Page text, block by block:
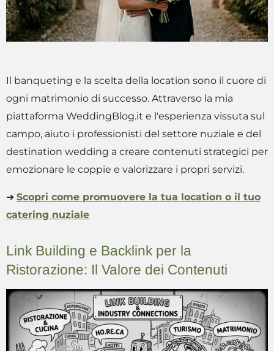
Il banqueting e la scelta della location sono il cuore di
ogni matrimonio di successo. Attraverso la mia
piattaforma WeddingBlog.it e l'esperienza vissuta sul
campo, aiuto i professionisti del settore nuziale e del
destination wedding a creare contenuti strategici per
emozionare le coppie e valorizzare i propri servizi.
➔ Scopri come promuovere la tua location o il tuo
catering nuziale
Link Building e Backlink per la
Ristorazione: Il Valore dei Contenuti